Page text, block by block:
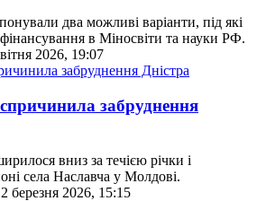
два можливі варіанти, під які
в Міносвіти та науки РФ.
2026, 19:07
забруднення
вниз за течією річки і
села Наславча у Молдові.
березня 2026, 15:15